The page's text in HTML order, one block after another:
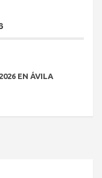
EN ÁVILA